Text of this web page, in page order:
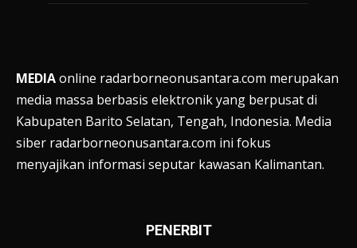
MEDIAonline radarborneonusantara.com merupakan
media massa berbasis elektronik yang berpusat di
Kabupaten Barito Selatan, Tengah, Indonesia. Media
siber radarborneonusantara.com ini fokus
menyajikan informasi seputar kawasan Kalimantan.
PENERBIT